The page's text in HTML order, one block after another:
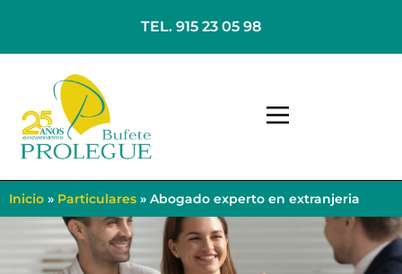
TEL. 915 23 05 98
Inicio » Particulares » Abogado experto en extranjeria